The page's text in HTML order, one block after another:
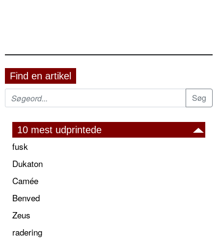
Find en artikel
10 mest udprintede
fusk
Dukaton
Camée
Benved
Zeus
radering